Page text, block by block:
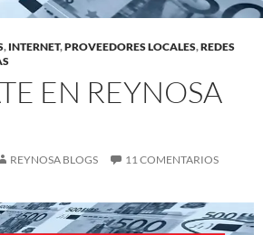
, INTERNET,PROVEEDORES LOCALES,REDES
EN REYNOSA
REYNOSA BLOGS 11 COMENTARIOS